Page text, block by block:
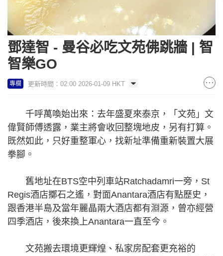
鄧達智 - 曼谷必吃文苑佛跳牆 | 智
智樂GO
專欄 更新時間：02:00 2026-01-09 HKT
千呼萬喚始出來：去年盛夏來泰京，「文苑」文
偉賢師傅透露，業主將會收回整塊地皮，另有打算。
既然如此，只好重整軍心，找新址準備重新裝置大展
拳腳。
舊地址在BTS空中列車站Ratchadamri一旁，St
Regis酒店擲石之遙，對面Anantara酒店有點歷史，
跟香港半島及當年麗晶兩大酒店都有淵源，曾亦經營
四季酒店，後來換上Anantara一直至今。
文苑搬去環境更輝煌、私家房配套更充裕的